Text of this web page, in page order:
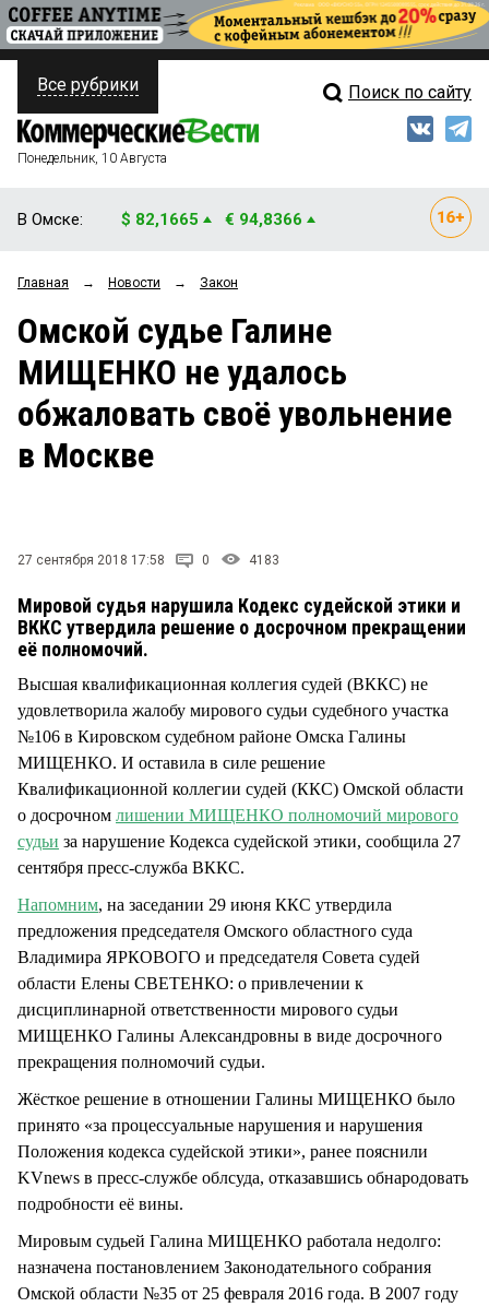
ПОЛИТИКА
ФИНАНСЫ
ОБЩЕСТВО
ЗАКОН
НОВОСТИ КОМПАНИЙ
ПРОИСШЕСТВИЯ
Свежий выпуск
Рейтинги
Блоги
Архив
Все рубрики Поиск по сайту
Понедельник, 10 Августа
В Омске: $ 82,1665 € 94,8366
Главная → Новости → Закон
Омской судье Галине
МИЩЕНКО не удалось
обжаловать своё увольнение
в Москве
27 сентября 2018 17:58 0 4183
Мировой судья нарушила Кодекс судейской этики и
ВККС утвердила решение о досрочном прекращении
её полномочий.
Высшая квалификационная коллегия судей (ВККС) не
удовлетворила жалобу мирового судьи судебного участка
№106 в Кировском судебном районе Омска Галины
МИЩЕНКО. И оставила в силе решение
Квалификационной коллегии судей (ККС) Омской области
о досрочном лишении МИЩЕНКО полномочий мирового
судьи за нарушение Кодекса судейской этики, сообщила 27
сентября пресс-служба ВККС.
Напомним, на заседании 29 июня ККС утвердила
предложения председателя Омского областного суда
Владимира ЯРКОВОГО и председателя Совета судей
области Елены СВЕТЕНКО: о привлечении к
дисциплинарной ответственности мирового судьи
МИЩЕНКО Галины Александровны в виде досрочного
прекращения полномочий судьи.
Жёсткое решение в отношении Галины МИЩЕНКО было
принято «за процессуальные нарушения и нарушения
Положения кодекса судейской этики», ранее пояснили
KVnews в пресс-службе облсуда, отказавшись обнародовать
подробности её вины.
Мировым судьей Галина МИЩЕНКО работала недолго:
назначена постановлением Законодательного собрания
Омской области №35 от 25 февраля 2016 года. В 2007 году